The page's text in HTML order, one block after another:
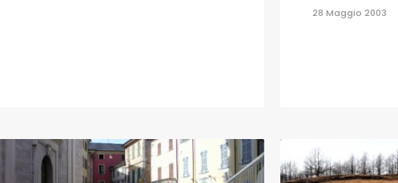
28 Maggio 2003